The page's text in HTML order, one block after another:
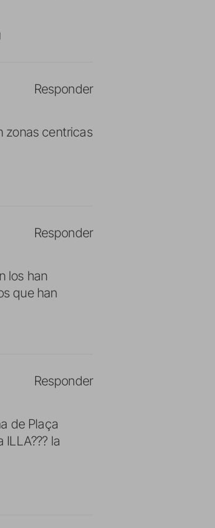
zonas centricas
Responder
los han
que han
Responder
de Plaça
la
Responder